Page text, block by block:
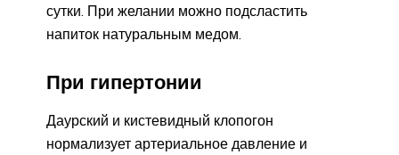
сутки. При желании можно подсластить
напиток натуральным медом.
При гипертонии
Даурский и кистевидный клопогон
нормализует артериальное давление и